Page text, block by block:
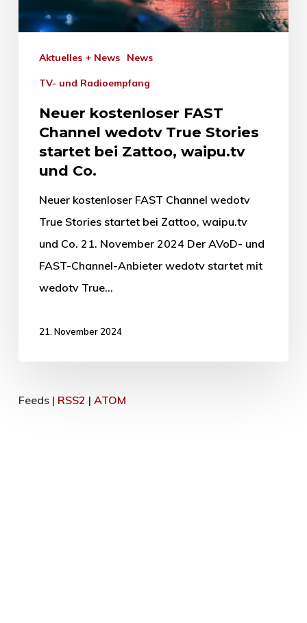
Aktuelles + News News
TV- und Radioempfang
Neuer kostenloser FAST
Channel wedotv True Stories
startet bei Zattoo, waipu.tv
und Co.
Neuer kostenloser FAST Channel wedotv
True Stories startet bei Zattoo, waipu.tv
und Co. 21. November 2024 Der AVoD- und
FAST-Channel-Anbieter wedotv startet mit
wedotv True…
21. November 2024
Feeds | RSS2 | ATOM